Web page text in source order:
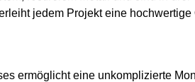
jedem Projekt eine hochwertige
ermöglicht eine unkomplizierte